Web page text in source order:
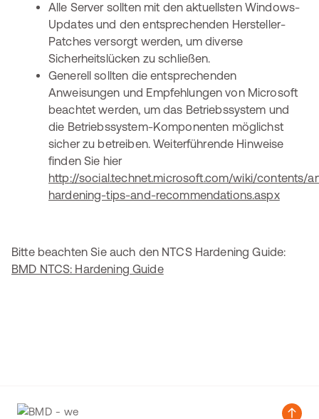
Alle Server sollten mit den aktuellsten Windows-
Updates und den entsprechenden Hersteller-
Patches versorgt werden, um diverse
Sicherheitslücken zu schließen.
Generell sollten die entsprechenden
Anweisungen und Empfehlungen von Microsoft
beachtet werden, um das Betriebssystem und
die Betriebssystem-Komponenten möglichst
sicher zu betreiben. Weiterführende Hinweise
finden Sie hier
http://social.technet.microsoft.com/wiki/contents/
hardening-tips-and-recommendations.aspx
Bitte beachten Sie auch den NTCS Hardening Guide:
BMD NTCS: Hardening Guide